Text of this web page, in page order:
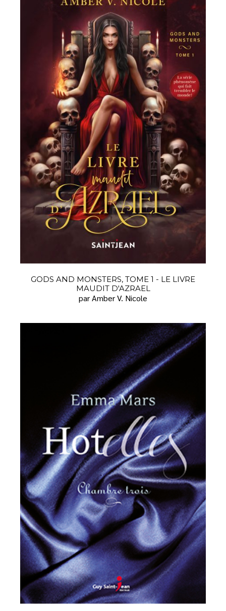
GODS AND MONSTERS, TOME 1 - LE LIVRE
MAUDIT D'AZRAEL
par Amber V. Nicole